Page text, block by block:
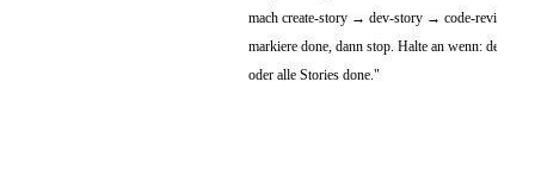
mach create-story → dev-story → code-review
markiere done, dann stop. Halte an wenn: